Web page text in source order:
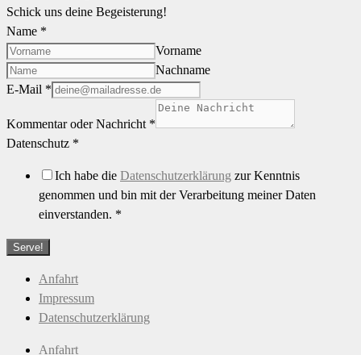
Schick uns deine Begeisterung!
Name *
Vorname
Nachname
E-Mail *
Kommentar oder Nachricht *
Datenschutz *
Ich habe die Datenschutzerklärung zur Kenntnis
genommen und bin mit der Verarbeitung meiner Daten
einverstanden. *
Serve!
Anfahrt
Impressum
Datenschutzerklärung
Anfahrt